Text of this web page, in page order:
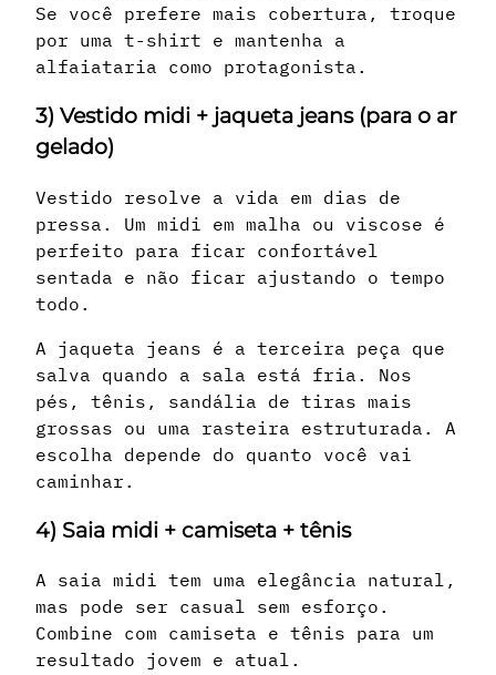
Se você prefere mais cobertura, troque
por uma t-shirt e mantenha a
alfaiataria como protagonista.
3) Vestido midi + jaqueta jeans (para o ar
gelado)
Vestido resolve a vida em dias de
pressa. Um midi em malha ou viscose é
perfeito para ficar confortável
sentada e não ficar ajustando o tempo
todo.
A jaqueta jeans é a terceira peça que
salva quando a sala está fria. Nos
pés, tênis, sandália de tiras mais
grossas ou uma rasteira estruturada. A
escolha depende do quanto você vai
caminhar.
4) Saia midi + camiseta + tênis
A saia midi tem uma elegância natural,
mas pode ser casual sem esforço.
Combine com camiseta e tênis para um
resultado jovem e atual.